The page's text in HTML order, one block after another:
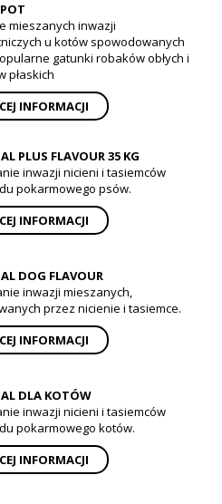
mieszanych inwazji
u kotów spowodowanych
gatunki robaków obłych i
płaskich
INFORMACJI
PLUS FLAVOUR 35 KG
inwazji nicieni i tasiemców
pokarmowego psów.
INFORMACJI
DOG FLAVOUR
inwazji mieszanych,
przez nicienie i tasiemce.
INFORMACJI
DLA KOTÓW
inwazji nicieni i tasiemców
pokarmowego kotów.
INFORMACJI